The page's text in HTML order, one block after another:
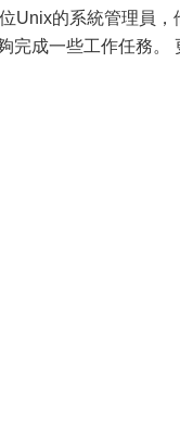
Unix的系統管理員，
完成一些工作任務。